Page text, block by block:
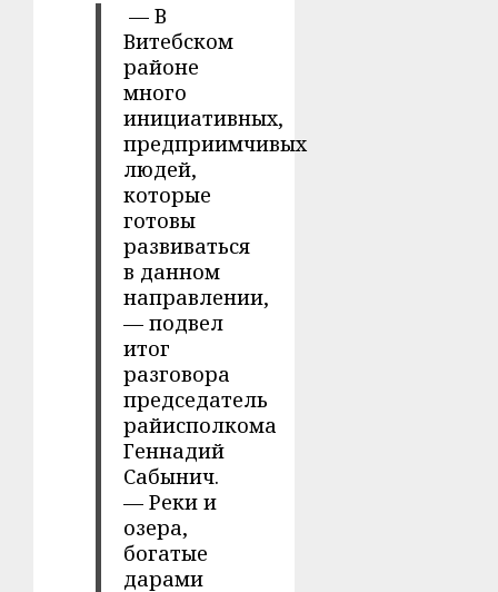
— В
Витебском
районе
много
инициативных,
предприимчивых
людей,
которые
готовы
развиваться
в данном
направлении,
— подвел
итог
разговора
председатель
райисполкома
Геннадий
Сабынич.
— Реки и
озера,
богатые
дарами